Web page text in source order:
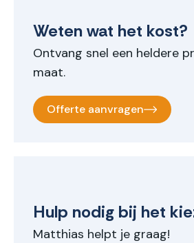
Weten wat het kost?
Ontvang snel een heldere
maat.
Offerte aanvragen
Hulp nodig bij het
Matthias helpt je graag!